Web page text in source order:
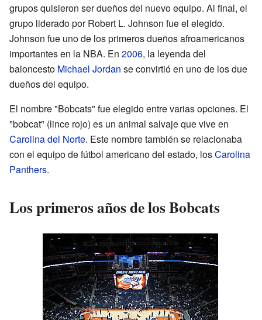
grupos quisieron ser dueños del nuevo equipo. Al final, el
grupo liderado por Robert L. Johnson fue el elegido.
Johnson fue uno de los primeros dueños afroamericanos
importantes en la NBA. En 2006, la leyenda del
baloncesto Michael Jordan se convirtió en uno de los due
dueños del equipo.
El nombre "Bobcats" fue elegido entre varias opciones. El
"bobcat" (lince rojo) es un animal salvaje que vive en
Carolina del Norte. Este nombre también se relacionaba
con el equipo de fútbol americano del estado, losCarolina
Panthers.
Los primeros años de los Bobcats